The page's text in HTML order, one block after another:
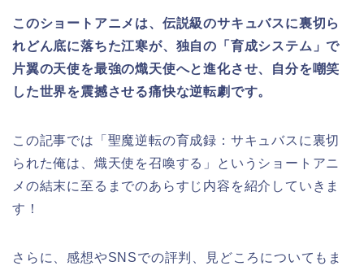
このショートアニメは、伝説級のサキュバスに裏切ら
れどん底に落ちた江寒が、独自の「育成システム」で
片翼の天使を最強の熾天使へと進化させ、自分を嘲笑
した世界を震撼させる痛快な逆転劇です。
この記事では「聖魔逆転の育成録：サキュバスに裏切
られた俺は、熾天使を召喚する」
と いうショートアニ
メ の結末に至るまでのあらすじ内容を紹介していきま
す！
さらに、感想やSNSでの評判、見どころについてもま